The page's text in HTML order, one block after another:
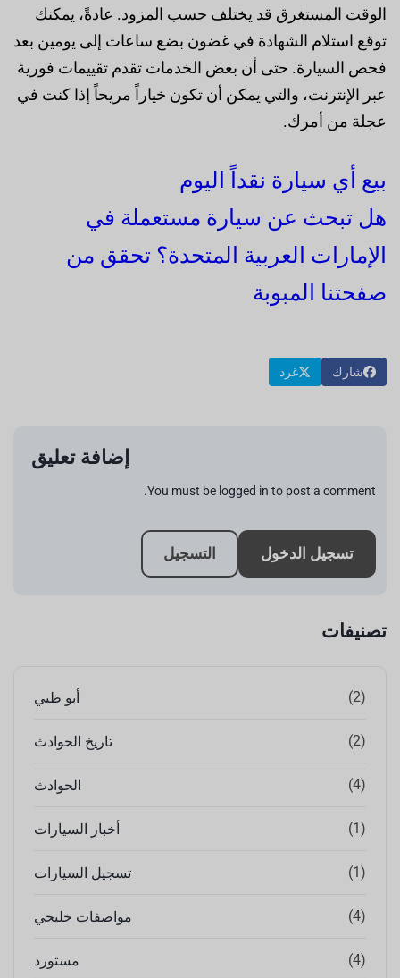
الوقت المستغرق قد يختلف حسب المزود. عادةً، يمكنك
توقع استلام الشهادة في غضون بضع ساعات إلى يومين بعد
فحص السيارة. حتى أن بعض الخدمات تقدم تقييمات فورية
عبر الإنترنت، والتي يمكن أن تكون خياراً مريحاً إذا كنت في
عجلة من أمرك.
بيع أي سيارة نقداً اليوم
هل تبحث عن سيارة مستعملة في
الإمارات العربية المتحدة؟ تحقق من
صفحتنا المبوبة
شارك غرد
إضافة تعليق
You must be logged in to post a comment.
تسجيل الدخول التسجيل
تصنيفات
أبو ظبي (2)
تاريخ الحوادث (2)
الحوادث (4)
أخبار السيارات (1)
تسجيل السيارات (1)
مواصفات خليجي (4)
مستورد (4)